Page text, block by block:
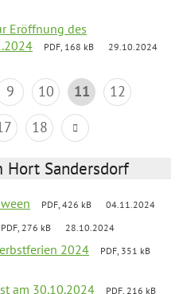
Eröffnung des
PDF, 168 kB 29.10.2024
9 10 11
12
18
Hort Sandersdorf
PDF, 426 kB 04.11.2024
PDF, 276 kB 28.10.2024
2024
PDF, 351 kB
am 30.10.2024
PDF, 216 kB